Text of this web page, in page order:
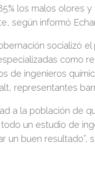
los malos olores
según informó
socializó
como
de ingenieros
representantes
a la población de
un estudio de
un buen resultado”,